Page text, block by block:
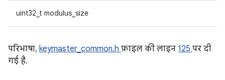
uint32_t modulus_size
परिभाषा, keymaster_common.h फ़ाइल की लाइन 125 पर दी
गई है.